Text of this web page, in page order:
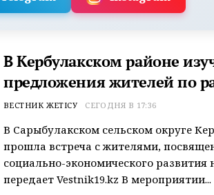
В Кербулакском районе
предложения жителей по
ВЕСТНИК ЖЕТІСУ СЕГОДНЯ В 17:36
В Сарыбулакском сельском округе
прошла встреча с жителями,
социально-экономического развития
передает Vestnik19.kz В мероприятии...